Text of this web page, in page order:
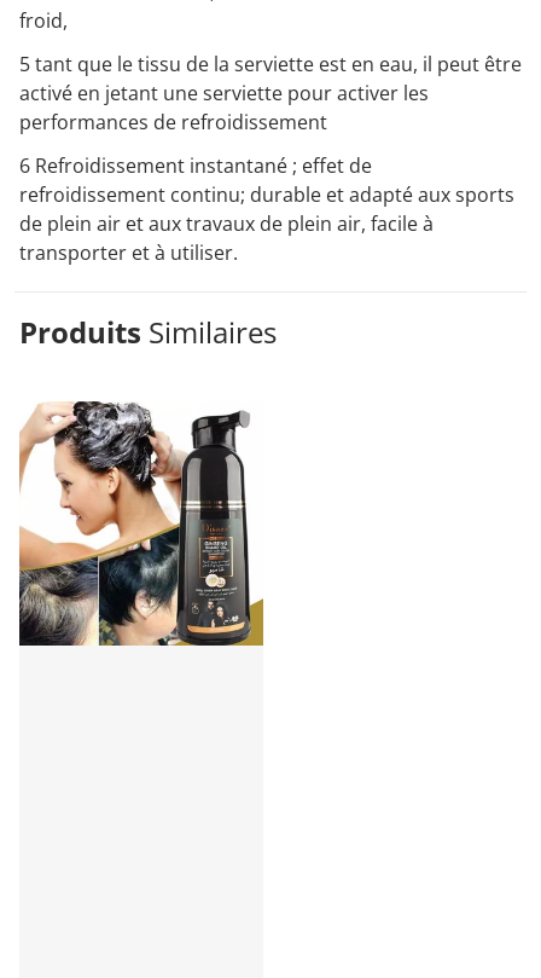
froid,
5 tant que le tissu de la serviette est en eau, il peut être
activé en jetant une serviette pour activer les
performances de refroidissement
6 Refroidissement instantané ; effet de
refroidissement continu; durable et adapté aux sports
de plein air et aux travaux de plein air, facile à
transporter et à utiliser.
Produits Similaires